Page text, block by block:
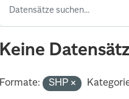
Keine
Formate: SHP